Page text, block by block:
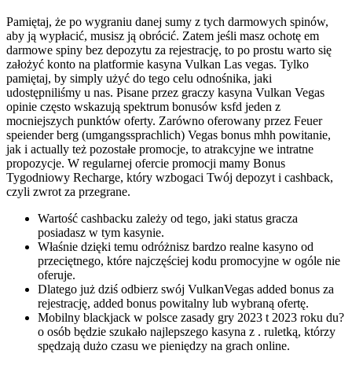
Pamiętaj, że po wygraniu danej sumy z tych darmowych spinów,
aby ją wypłacić, musisz ją obrócić. Zatem jeśli masz ochotę em
darmowe spiny bez depozytu za rejestrację, to po prostu warto się
założyć konto na platformie kasyna Vulkan Las vegas. Tylko
pamiętaj, by simply użyć do tego celu odnośnika, jaki
udostępniliśmy u nas. Pisane przez graczy kasyna Vulkan Vegas
opinie często wskazują spektrum bonusów ksfd jeden z
mocniejszych punktów oferty. Zarówno oferowany przez Feuer
speiender berg (umgangssprachlich) Vegas bonus mhh powitanie,
jak i actually też pozostałe promocje, to atrakcyjne we intratne
propozycje. W regularnej ofercie promocji mamy Bonus
Tygodniowy Recharge, który wzbogaci Twój depozyt i cashback,
czyli zwrot za przegrane.
Wartość cashbacku zależy od tego, jaki status gracza
posiadasz w tym kasynie.
Właśnie dzięki temu odróżnisz bardzo realne kasyno od
przeciętnego, które najczęściej kodu promocyjne w ogóle nie
oferuje.
Dlatego już dziś odbierz swój VulkanVegas added bonus za
rejestrację, added bonus powitalny lub wybraną ofertę.
Mobilny blackjack w polsce zasady gry 2023 t 2023 roku du?
o osób będzie szukało najlepszego kasyna z . ruletką, którzy
spędzają dużo czasu we pieniędzy na grach online.